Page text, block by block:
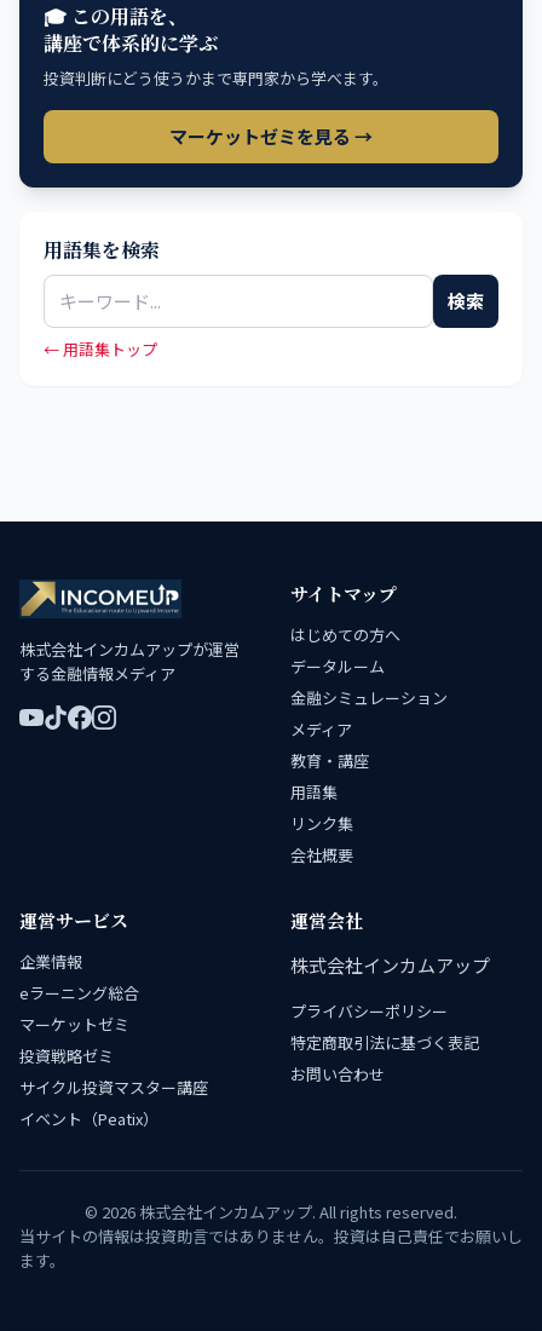
🎓 この用語を、
講座で体系的に学ぶ
投資判断にどう使うかまで専門家から学べます。
マーケットゼミを見る →
用語集を検索
検索
← 用語集トップ
株式会社インカムアップが運営
する金融情報メディア
サイトマップ
はじめての方へ
データルーム
金融シミュレーション
メディア
教育・講座
用語集
リンク集
会社概要
運営サービス
企業情報
eラーニング総合
マーケットゼミ
投資戦略ゼミ
サイクル投資マスター講座
イベント（Peatix）
運営会社
株式会社インカムアップ
プライバシーポリシー
特定商取引法に基づく表記
お問い合わせ
© 2026 株式会社インカムアップ. All rights reserved.
当サイトの情報は投資助言ではありません。投資は自己責任でお願いし
ます。